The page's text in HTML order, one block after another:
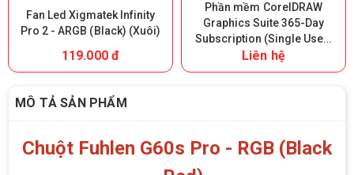
Fan Led Xigmatek Infinity
Pro 2 - ARGB (Black) (Xuôi)
119.000 đ
Phần mềm CorelDRAW
Graphics Suite 365-Day
Subscription (Single User)
- 365 ngày
Liên hệ
MÔ TẢ SẢN PHẨM
Chuột Fuhlen G60s Pro - RGB (Black